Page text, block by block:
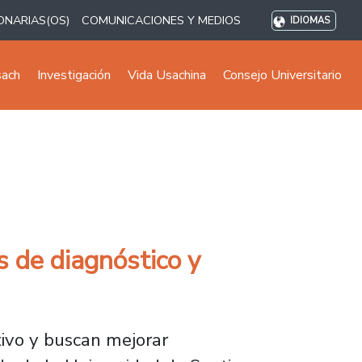
COMUNICACIONES Y MEDIOS IDIOMAS
Investigación Vida Usachina Consejo Universitario
de diagnóstico y
y buscan mejorar